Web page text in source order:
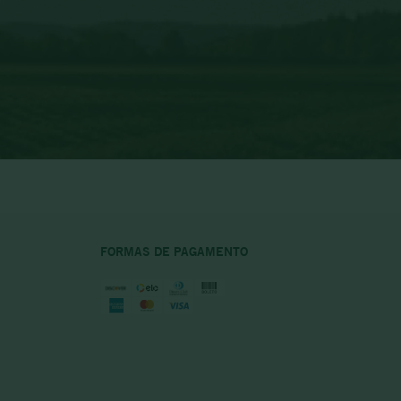
FORMAS DE PAGAMENTO